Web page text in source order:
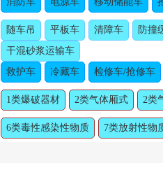
随车吊 平板车 清障车
防撞
干混砂浆运输车
救护车 冷藏车 检修车/抢修车
1类爆破器材 2类气体厢式 2类
6类毒性感染性物质 7类放射性物